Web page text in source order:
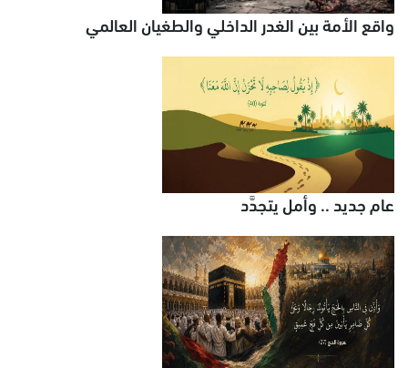
واقع الأمة بين الغدر الداخلي والطغيان العالمي
عام جديد .. وأمل يتجدَّد